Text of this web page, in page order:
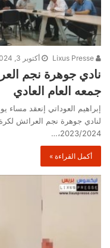
أكتوبر 3, 2024
نادي جوهرة نجم
جمعه العام العادي
لنادي جوهرة نجم العرائش
2023/2024،…
أكمل القراءة »